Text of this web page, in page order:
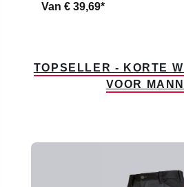
Van € 39,69*
TOPSELLER - KORTE
VOOR